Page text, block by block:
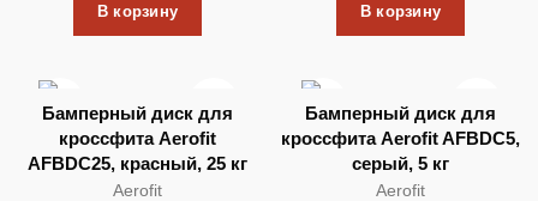
В корзину В корзину
Бамперный диск для
кроссфита Aerofit
AFBDC25, красный, 25 кг
Aerofit
Бамперный диск для
кроссфита Aerofit AFBDC5,
серый, 5 кг
Aerofit